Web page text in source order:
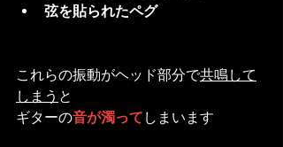
弦を貼られたペグ
これらの振動がヘッド部分で共鳴して
しまう と
ギターの音が濁って しまいます